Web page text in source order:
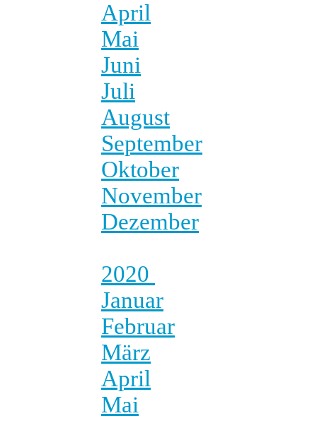
April
Mai
Juni
Juli
August
September
Oktober
November
Dezember
2020
Januar
Februar
März
April
Mai